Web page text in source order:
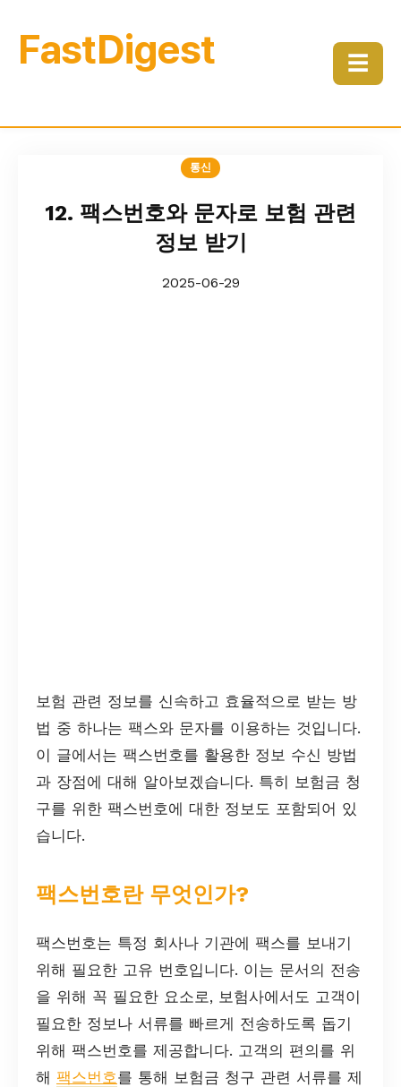
FastDigest ☰
통신
12. 팩스번호와 문자로 보험 관련
정보 받기
2025-06-29
보험 관련 정보를 신속하고 효율적으로 받는 방
법 중 하나는 팩스와 문자를 이용하는 것입니다.
이 글에서는 팩스번호를 활용한 정보 수신 방법
과 장점에 대해 알아보겠습니다. 특히 보험금 청
구를 위한 팩스번호에 대한 정보도 포함되어 있
습니다.
팩스번호란 무엇인가?
팩스번호는 특정 회사나 기관에 팩스를 보내기
위해 필요한 고유 번호입니다. 이는 문서의 전송
을 위해 꼭 필요한 요소로, 보험사에서도 고객이
필요한 정보나 서류를 빠르게 전송하도록 돕기
위해 팩스번호를 제공합니다. 고객의 편의를 위
해 팩스번호를 통해 보험금 청구 관련 서류를 제